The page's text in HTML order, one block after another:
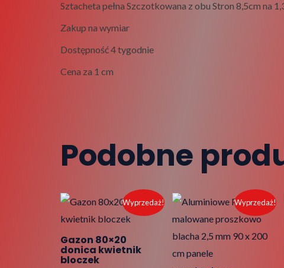
Sztacheta pełna Szczotkowana z obu Stron 8,5cm na
Zakup na wymiar
Dostępność 4 tygodnie
Cena za 1 cm
Podobne
Wyprzedaż!
Gazon 80×20
donica kwietnik
bloczek
Pierwotna
cena
wynosiła:
Aktualna
cena
wynosi:
Wyprzedaż!
Pierwotna
cena
wynosiła:
Aktualna
cena
wynosi: